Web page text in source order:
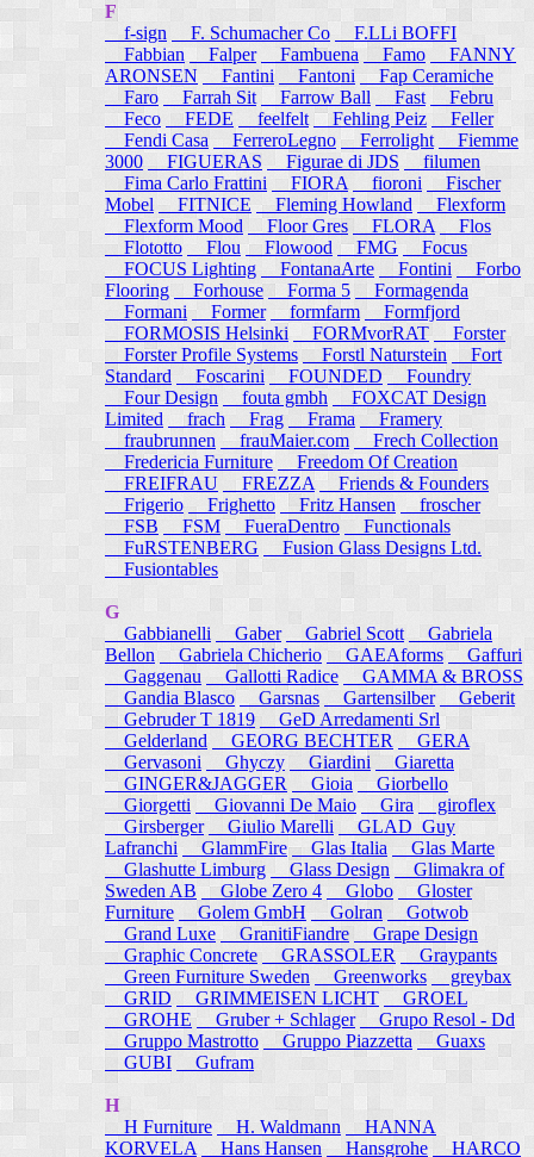
F
f-sign
F. Schumacher Co
F.LLi BOFFI
Fabbian
Falper Fambuena Famo
FANNY
ARONSEN
Fantini Fantoni
Fap Ceramiche
Faro
Farrah Sit Farrow Ball Fast
Febru
Feco
FEDE feelfelt Fehling Peiz
Feller
Fendi Casa
FerreroLegno Ferrolight
Fiemme
3000
FIGUERAS Figurae di JDS
filumen
Fima Carlo Frattini
FIORA fioroni
Fischer
Mobel
FITNICE Fleming Howland
Flexform
Flexform Mood
Floor Gres FLORA
Flos
Flototto
Flou Flowood FMG
Focus
FOCUS Lighting
FontanaArte Fontini
Forbo
Flooring
Forhouse Forma 5
Formagenda
Formani
Former formfarm
Formfjord
FORMOSIS Helsinki
FORMvorRAT
Forster
Forster Profile Systems
Forstl Naturstein
Fort
Standard
Foscarini FOUNDED
Foundry
Four Design
fouta gmbh
FOXCAT Design
Limited
frach Frag Frama
Framery
fraubrunnen
frauMaier.com
Frech Collection
Fredericia Furniture
Freedom Of Creation
FREIFRAU
FREZZA
Friends & Founders
Frigerio
Frighetto Fritz Hansen
froscher
FSB
FSM FueraDentro
Functionals
FuRSTENBERG
Fusion Glass Designs Ltd.
Fusiontables
G
Gabbianelli
Gaber Gabriel Scott
Gabriela
Bellon
Gabriela Chicherio GAEAforms
Gaffuri
Gaggenau
Gallotti Radice
GAMMA & BROSS
Gandia Blasco
Garsnas Gartensilber
Geberit
Gebruder T 1819
GeD Arredamenti Srl
Gelderland
GEORG BECHTER
GERA
Gervasoni
Ghyczy Giardini
Giaretta
GINGER&JAGGER
Gioia
Giorbello
Giorgetti
Giovanni De Maio Gira
giroflex
Girsberger
Giulio Marelli
GLAD_Guy
Lafranchi
GlammFire Glas Italia
Glas Marte
Glashutte Limburg
Glass Design
Glimakra of
Sweden AB
Globe Zero 4 Globo
Gloster
Furniture
Golem GmbH Golran
Gotwob
Grand Luxe
GranitiFiandre
Grape Design
Graphic Concrete
GRASSOLER
Graypants
Green Furniture Sweden
Greenworks
greybax
GRID
GRIMMEISEN LICHT
GROEL
GROHE
Gruber + Schlager
Grupo Resol - Dd
Gruppo Mastrotto
Gruppo Piazzetta
Guaxs
GUBI
Gufram
H
H Furniture
H. Waldmann
HANNA
KORVELA
Hans Hansen Hansgrohe HARCO